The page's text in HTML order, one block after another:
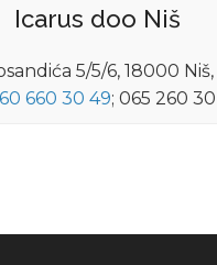
Icarus doo Niš
5/5/6, 18000
660 30 49; 065 260